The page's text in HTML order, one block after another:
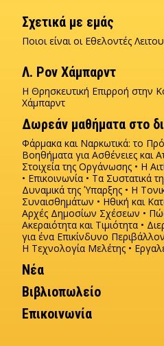
Σχετικά με εμάς
Ποιοι είναι οι Εθελοντές
Λ. Ρον Χάμπαρντ
Η Θρησκευτική Επιρροή στην
Χάµπαρντ
Δωρεάν μαθήματα στο
Φάρμακα και Ναρκωτικά: το
Βοηθήματα για Ασθένειες και
Στοιχεία της Οργάνωσης
Η
Επικοινωνία
Τα Συστατικά
Δυναμικά της Ύπαρξης
Η
Συναισθημάτων
Ηθική και
Αρχές Δημοσίων Σχέσεων
Ακεραιότητα και Τιμιότητα
για ένα Επικίνδυνο Περιβάλλον
Η Τεχνολογία Μελέτης
Νέα
Βιβλιοπωλείο
Επικοινωνία